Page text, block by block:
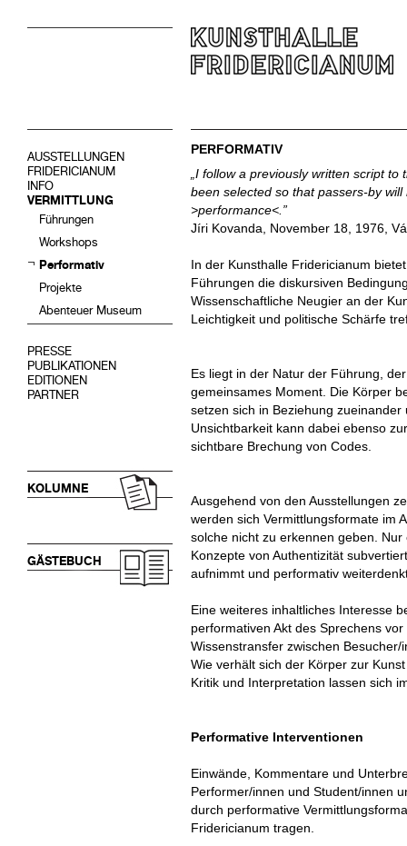
AUSSTELLUNGEN
FRIDERICIANUM
INFO
VERMITTLUNG
Führungen
Workshops
Performativ
Projekte
Abenteuer Museum
PRESSE
PUBLIKATIONEN
EDITIONEN
PARTNER
KOLUMNE
GÄSTEBUCH
PERFORMATIV
„I follow a previously written script
been selected so that passers-by
>performance<.”
Jíri Kovanda, November 18, 1976,
In der Kunsthalle Fridericianum
Führungen die diskursiven
Wissenschaftliche Neugier an der
Leichtigkeit und politische Schärfe
Es liegt in der Natur der Führung,
gemeinsames Moment. Die Körper
setzen sich in Beziehung
Unsichtbarkeit kann dabei ebenso
sichtbare Brechung von Codes.
Ausgehend von den Ausstellungen
werden sich Vermittlungsformate im
solche nicht zu erkennen geben.
Konzepte von Authentizität
aufnimmt und performativ
Eine weiteres inhaltliches Interesse
performativen Akt des Sprechens
Wissenstransfer zwischen
Wie verhält sich der Körper zur
Kritik und Interpretation lassen sich
Performative Interventionen
Einwände, Kommentare und
Performer/innen und Student/innen
durch performative
Fridericianum tragen.